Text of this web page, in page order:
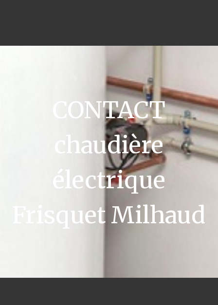
CONTACT
chaudière
électrique
Frisquet Milhaud